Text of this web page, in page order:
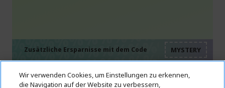
Zusätzliche Ersparnisse mit dem Code
Wir verwenden Cookies, um Einstellungen zu erkennen,
die Navigation auf der Website zu verbessern,